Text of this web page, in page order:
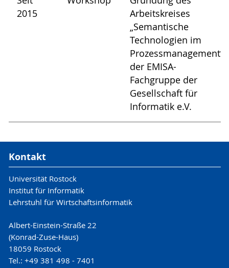
2015
Arbeitskreises
„Semantische
Technologien im
Prozessmanagement“
der EMISA-
Fachgruppe der
Gesellschaft für
Informatik e.V.
Kontakt
Universität Rostock
Institut für Informatik
Lehrstuhl für Wirtschaftsinformatik
Albert-Einstein-Straße 22
(Konrad-Zuse-Haus)
18059 Rostock
Tel.: +49 381 498 - 7401